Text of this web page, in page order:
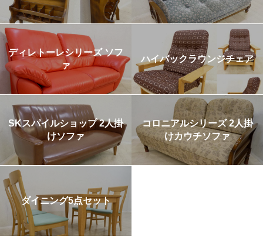
ディレトーレシリーズ ソフ
ァ
ハイバックラウンジチェア
SKスパイルショップ 2人掛
けソファ
コロニアルシリーズ 2人掛
けカウチソファ
ダイニング5点セット